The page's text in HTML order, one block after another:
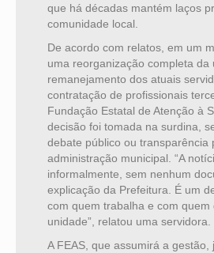
que há décadas mantém laços
comunidade local.
De acordo com relatos, em um
uma reorganização completa da
remanejamento dos atuais
contratação de profissionais
Fundação Estatal de Atenção à
decisão foi tomada na surdina,
debate público ou transparência
administração municipal. “A
informalmente, sem nenhum
explicação da Prefeitura. É um
com quem trabalha e com quem
unidade”, relatou uma servidora.
A FEAS, que assumirá a gestão,